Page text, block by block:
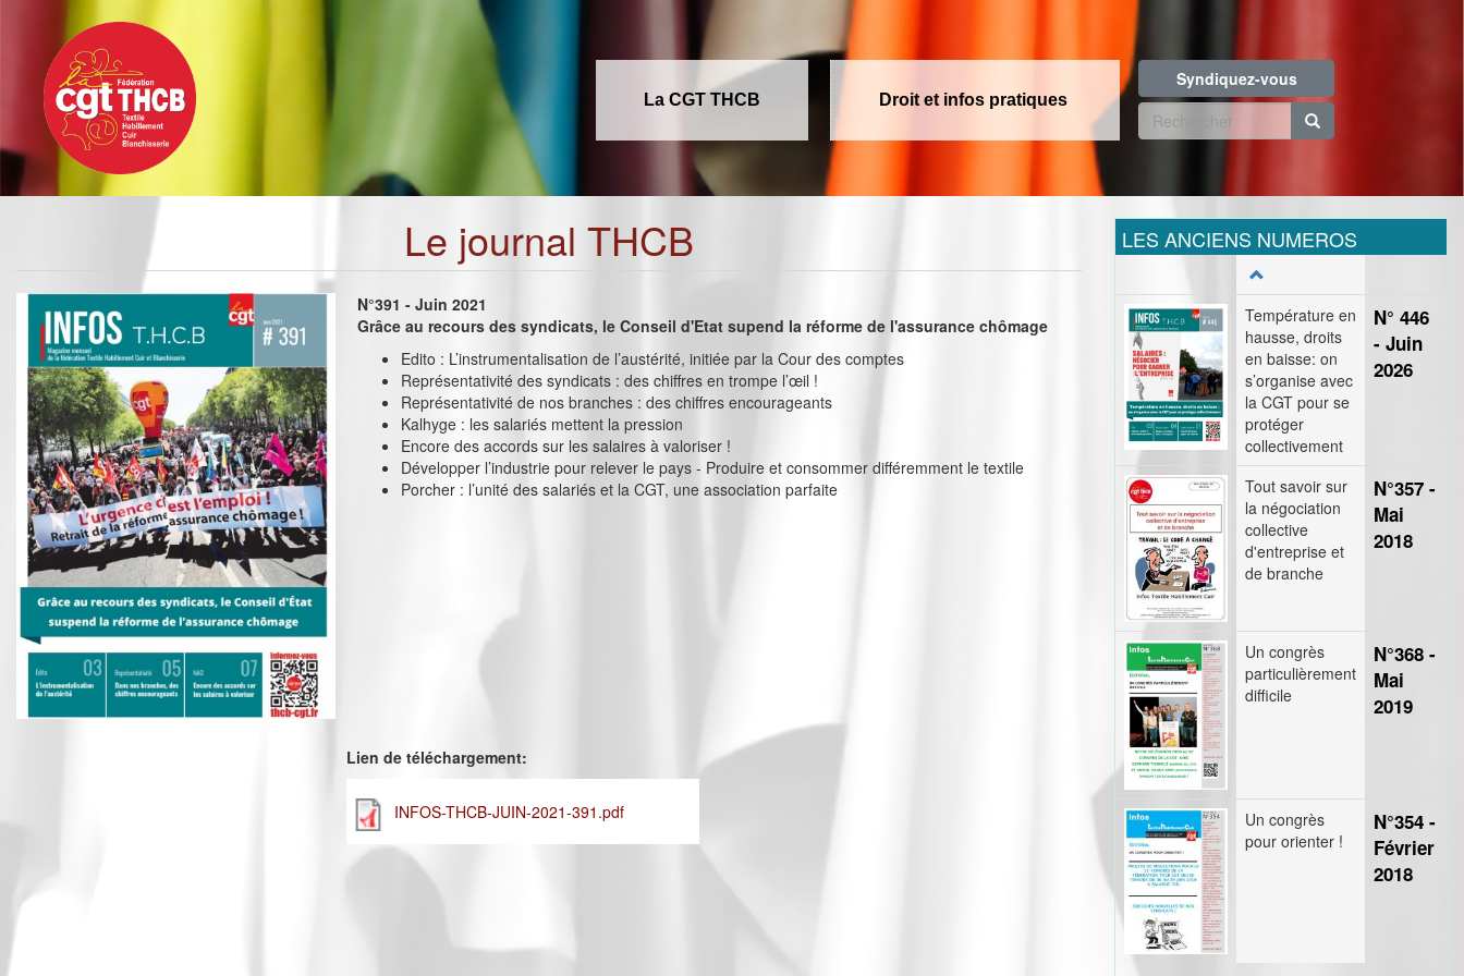
contenu
principal
La CGT THCB Droit et infos pratiques
Syndiquez-vous
Formulaire
recherche
Le journal THCB
N°391 - Juin 2021
Grâce au recours des syndicats, le Conseil d'Etat supend la réforme de l'assurance chômage
Edito : L’instrumentalisation de l’austérité, initiée par la Cour des comptes
Représentativité des syndicats : des chiffres en trompe l’œil !
Représentativité de nos branches : des chiffres encourageants
Kalhyge : les salariés mettent la pression
Encore des accords sur les salaires à valoriser !
Développer l’industrie pour relever le pays - Produire et consommer différemment le textile
Porcher : l’unité des salariés et la CGT, une association parfaite
Lien de téléchargement:
INFOS-THCB-JUIN-2021-391.pdf
LES ANCIENS NUMEROS
Température en
hausse, droits
en baisse: on
s’organise avec
la CGT pour se
protéger
collectivement
N° 446
- Juin
2026
Tout savoir sur
la négociation
collective
d'entreprise et
de branche
N°357 -
Mai
2018
Un congrès
particulièrement
difficile
N°368 -
Mai
2019
Un congrès
pour orienter !
N°354 -
Février
2018